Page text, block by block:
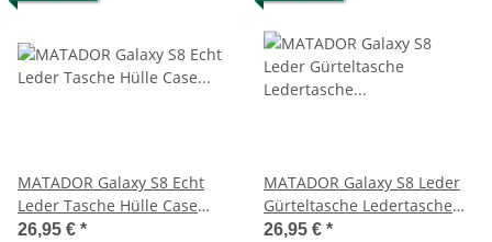
MATADOR Galaxy S8 Echt
Leder Tasche Hülle Case
Magnet Schlaufe
26,95 € *
MATADOR Galaxy S8 Leder
Gürteltasche Ledertasche
Schlaufe Braun
26,95 € *